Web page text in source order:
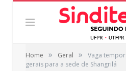
Home » Geral »
Vaga
gerais para a sede de Shangrilá